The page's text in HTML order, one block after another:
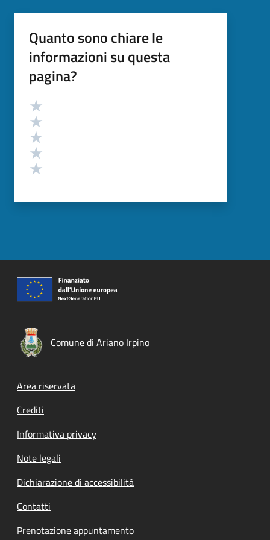
Quanto sono chiare le
informazioni su questa
pagina?
Valutazione
Comune di Ariano Irpino
Footer menu
Area riservata
Crediti
Informativa privacy
Note legali
Dichiarazione di accessibilità
Contatti
Prenotazione appuntamento